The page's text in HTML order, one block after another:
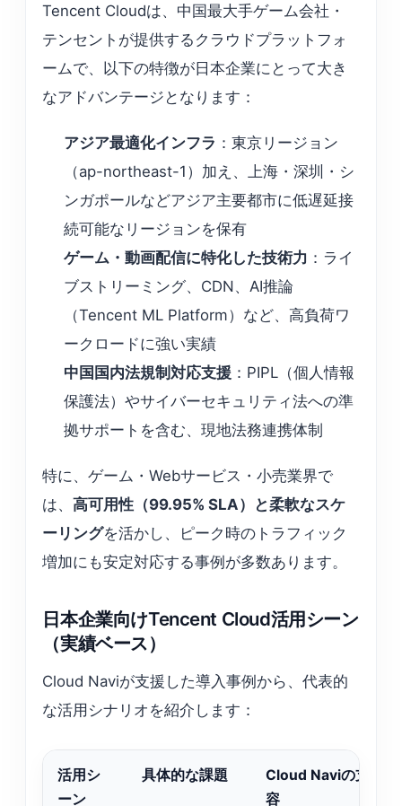
Tencent Cloudは、中国最大手ゲーム会社・
テンセントが提供するクラウドプラットフォ
ームで、以下の特徴が日本企業にとって大き
なアドバンテージとなります：
アジア最適化インフラ ：東京リージョン
（ap-northeast-1）加え、上海・深圳・シ
ンガポールなどアジア主要都市に低遅延接
続可能なリージョンを保有
ゲーム・動画配信に特化した技術力 ：ライ
ブストリーミング、CDN、AI推論
（Tencent ML Platform）など、高負荷ワ
ークロードに強い実績
中国国内法規制対応支援 ：PIPL（個人情報
保護法）やサイバーセキュリティ法への準
拠サポートを含む、現地法務連携体制
特に、ゲーム・Webサービス・小売業界で
は、高可用性（99.95% SLA）と柔軟なスケ
ーリングを活かし、ピーク時のトラフィック
増加にも安定対応する事例が多数あります。
日本企業向けTencent Cloud活用シーン
（実績ベース）
Cloud Naviが支援した導入事例から、代表的
な活用シナリオを紹介します：
活用シ
ーン
具体的な課題
Cloud Naviの支援内
容